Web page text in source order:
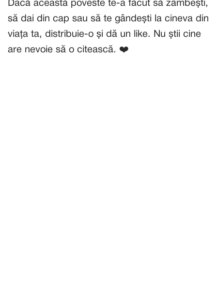
Dacă această poveste te-a făcut să zâmbești,
să dai din cap sau să te gândești la cineva din
viața ta, distribuie-o și dă un like. Nu știi cine
are nevoie să o citească. ❤️